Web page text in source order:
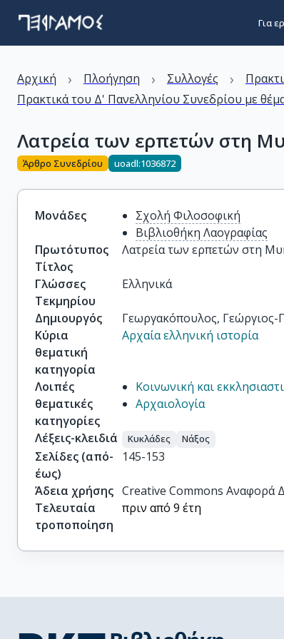
Για
Αρχική › Πλοήγηση › Συλλογές ›
Πρακτικά του Δ' Πανελληνίου Συνεδρίου με
Λατρεία των ερπετών στη
Άρθρο Συνεδρίου uoadl:1036872
Μονάδες
Σχολή Φιλοσοφική
Βιβλιοθήκη Λαογραφίας
Πρωτότυπος
Τίτλος
Λατρεία των ερπετών στη
Γλώσσες
Τεκμηρίου
Ελληνικά
Δημιουργός
Γεωργακόπουλος, Γεώργιος-
Κύρια
θεματική
κατηγορία
Αρχαία ελληνική ιστορία
Λοιπές
θεματικές
κατηγορίες
Κοινωνική και
Αρχαιολογία
Λέξεις-κλειδιά Κυκλάδες Νάξος
Σελίδες (από-
έως)
145-153
Άδεια χρήσης Creative Commons Αναφορά
Τελευταία
τροποποίηση
πριν από 9 έτη